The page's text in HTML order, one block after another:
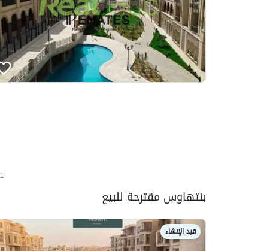
1 - 5 من 5 بنتهاوس
بنتهاوس مقترحة للبيع
قيد الإنشاء